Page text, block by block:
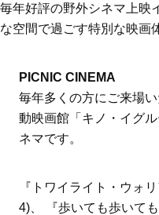
毎年好評の野外シネマ上映
な空間で過ごす特別な映画
PICNIC CINEMA
毎年多くの方にご来場
動映画館「キノ・イグ
ネマです。
『トワイライト・ウォ
4)、 『歩いても歩いて